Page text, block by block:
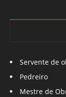
Servente de
Pedreiro
Mestre de